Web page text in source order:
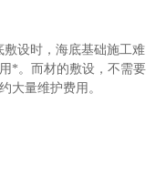
敷设时，海底基础施工难
*。而材的敷设，不需要
大量维护费用。